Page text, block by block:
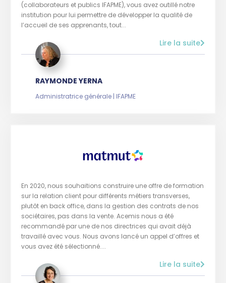
(collaborateurs et publics IFAPME), vous avez outillé notre
institution pour lui permettre de développer la qualité de
l’accueil de ses apprenants, tout...
Lire la suite
RAYMONDE YERNA
Administratrice générale | IFAPME
En 2020, nous souhaitions construire une offre de formation
sur la relation client pour différents métiers transverses,
plutôt en back office, dans la gestion des contrats de nos
sociétaires, pas dans la vente. Acemis nous a été
recommandé par une de nos directrices qui avait déjà
travaillé avec vous. Nous avons lancé un appel d’offres et
vous avez été sélectionné....
Lire la suite